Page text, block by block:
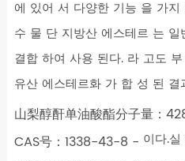
에 있어 서 다양한 기능 을 가
수 물 단 지방산 에스테르 는
결합 하여 사용 된다. 라 고도
유산 에스테르화 가 합 성 된
山梨醇酐单油酸酯分子量：
CAS号：1338-43-8 - 이다.